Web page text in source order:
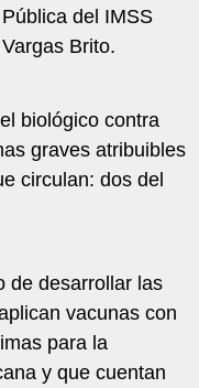
del IMSS
Brito.
biológico contra
graves atribuibles
circulan: dos del
de desarrollar las
vacunas con
para la
y que cuentan